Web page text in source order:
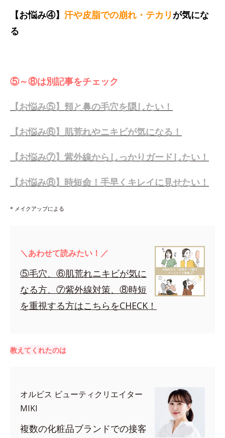
【お悩み④】 汗や皮脂での崩れ・テカリ が気にな
る
⑤～⑧は別記事をチェック
【お悩み⑤】頬と鼻の毛穴を隠したい！
【お悩み⑥】肌荒れやニキビが気になる！
【お悩み⑦】紫外線からしっかりガードしたい！
【お悩み⑧】時短命！手早くキレイに見せたい！
* メイクアップによる
＼あわせて読みたい！／
⑤毛穴、⑥肌荒れニキビが気に
なる方、⑦紫外線対策、⑧時短
を重視する方はこちらをCHECK！
教えてくれたのは
オルビス ビューティクリエイター
MIKI
複数の化粧品ブランドでの接客